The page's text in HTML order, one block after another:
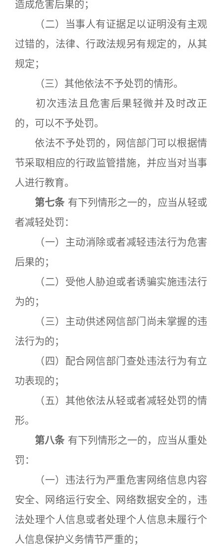
造成危害后果的；
（二）当事人有证据足以证明没有主观
过错的，法律、行政法规另有规定的，从其
规定；
（三）其他依法不予处罚的情形。
初次违法且危害后果轻微并及时改正
的，可以不予处罚。
依法不予处罚的，网信部门可以根据情
节采取相应的行政监管措施，并应当对当事
人进行教育。
第七条 有下列情形之一的，应当从轻或
者减轻处罚：
（一）主动消除或者减轻违法行为危害
后果的；
（二）受他人胁迫或者诱骗实施违法行
为的；
（三）主动供述网信部门尚未掌握的违
法行为的；
（四）配合网信部门查处违法行为有立
功表现的；
（五）其他依法从轻或者减轻处罚的情
形。
第八条 有下列情形之一的，应当从重处
罚：
（一）违法行为严重危害网络信息内容
安全、网络运行安全、网络数据安全的，违
法处理个人信息或者处理个人信息未履行个
人信息保护义务情节严重的；